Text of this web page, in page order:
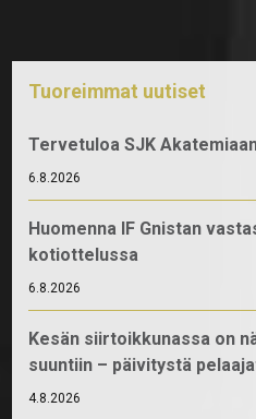
Tuoreimmat uutiset
Tervetuloa SJK
6.8.2026
Huomenna IF Gnistan
kotiottelussa
6.8.2026
Kesän siirtoikkunassa on
suuntiin – päivitystä
4.8.2026